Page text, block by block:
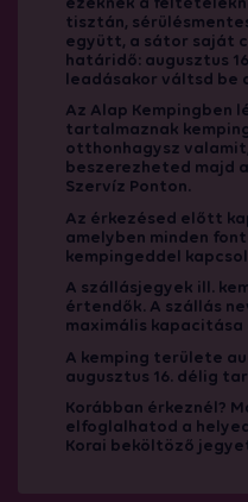
tisztán,
együtt, a sátor saját
határidő: augusztus
leadásakor váltsd be
Az Alap Kempingben
tartalmaznak
otthonhagysz
beszerezheted majd
Szervíz Ponton.
Az érkezésed előtt
amelyben minden
kempingeddel
A szállásjegyek ill.
értendők. A szállás
maximális kapacitása
A kemping területe
augusztus 16. délig
Korábban érkeznél?
elfoglalhatod a
Korai beköltöző